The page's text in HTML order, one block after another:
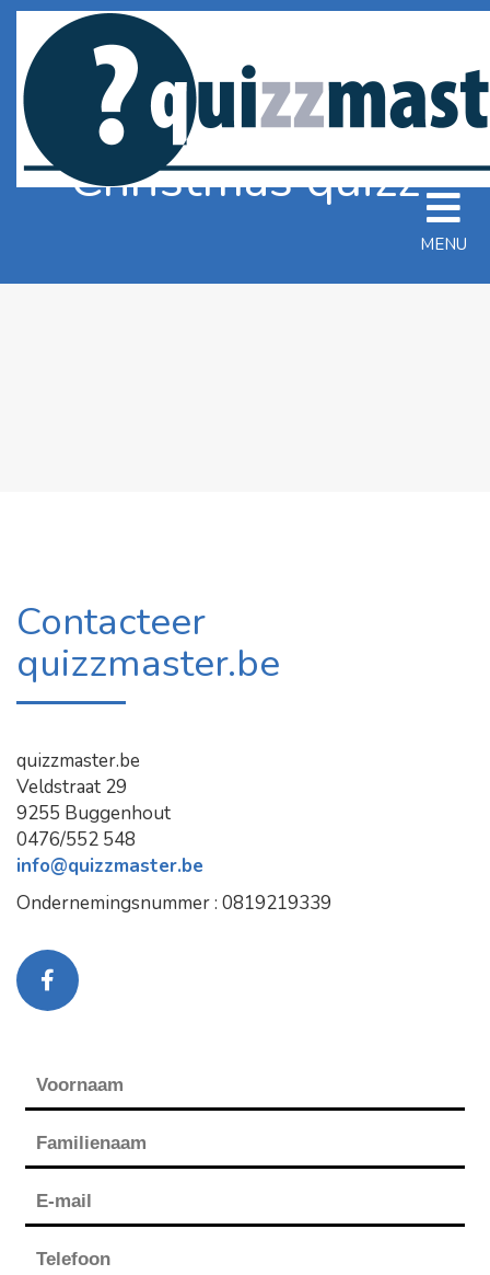
MENU
Christmas quizz
Contacteer
quizzmaster.be
quizzmaster.be
Veldstraat 29
9255 Buggenhout
0476/552 548
info@quizzmaster.be
Ondernemingsnummer : 0819219339